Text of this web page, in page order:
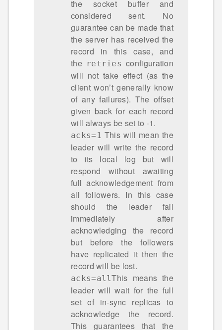
the socket buffer and
considered sent. No
guarantee can be made that
the server has received the
record in this case, and
the retries configuration
will not take effect (as the
client won’t generally know
of any failures). The offset
given back for each record
will always be set to -1.
acks=1 This will mean the
leader will write the record
to its local log but will
respond without awaiting
full acknowledgement from
all followers. In this case
should the leader fail
immediately after
acknowledging the record
but before the followers
have replicated it then the
record will be lost.
acks=allThis means the
leader will wait for the full
set of in-sync replicas to
acknowledge the record.
This guarantees that the